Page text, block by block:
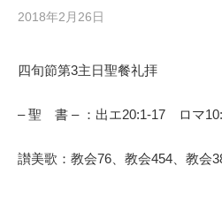
2018年2月26日
四旬節第3主日聖餐礼拝
– 聖 書 – ：出エ20:1-17 ロマ
讃美歌：教会76、教会454、教会